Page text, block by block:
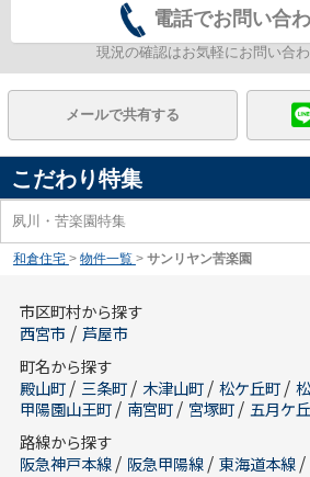
電話でお問い合
現況の確認はお気軽にお問い合わ
メールで共有する
こだわり特集
夙川・苦楽園特集
和倉住宅 > 物件一覧 > サンリヤン苦楽園
市区町村から探す
西宮市 / 芦屋市
町名から探す
殿山町/ 三条町/ 木津山町/ 松ケ丘町/
甲陽園山王町/ 南宮町/ 宮塚町/ 五月ケ丘
路線から探す
阪急神戸本線/ 阪急甲陽線/ 東海道本線/